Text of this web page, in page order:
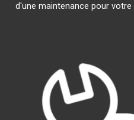
d'une maintenance pour votre